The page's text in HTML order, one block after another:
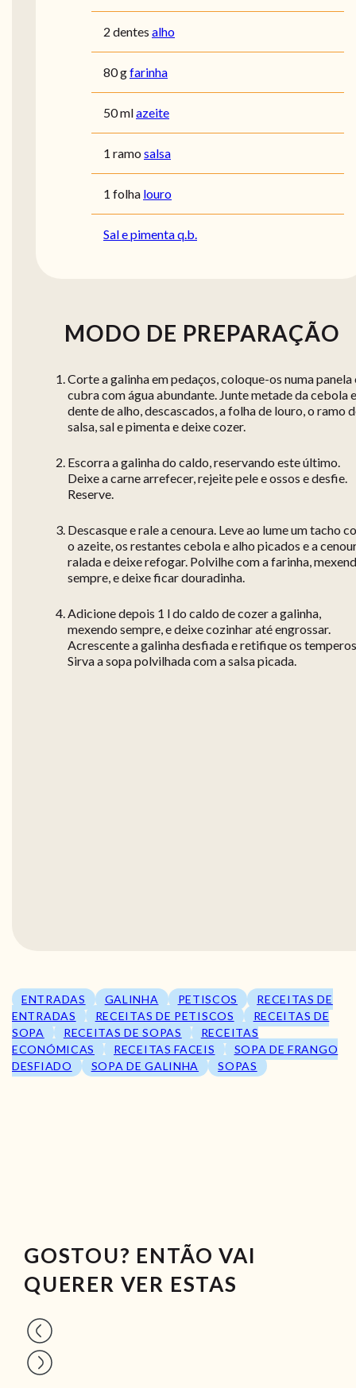
2 dentes alho
80 gfarinha
50 mlazeite
1 ramo salsa
1 folha louro
Sal e pimenta q.b.
MODO DE PREPARAÇÃO
Corte a galinha em pedaços, coloque-os numa panela
cubra com água abundante. Junte metade da cebola
dente de alho, descascados, a folha de louro, o ramo
salsa, sal e pimenta e deixe cozer.
Escorra a galinha do caldo, reservando este último.
Deixe a carne arrefecer, rejeite pele e ossos e desfie.
Reserve.
Descasque e rale a cenoura. Leve ao lume um tacho
o azeite, os restantes cebola e alho picados e a
ralada e deixe refogar. Polvilhe com a farinha,
sempre, e deixe ficar douradinha.
Adicione depois 1 l do caldo de cozer a galinha,
mexendo sempre, e deixe cozinhar até engrossar.
Acrescente a galinha desfiada e retifique os
Sirva a sopa polvilhada com a salsa picada.
ENTRADAS GALINHA PETISCOS
RECEITAS DE
ENTRADAS
RECEITAS DE PETISCOS
RECEITAS DE
SOPA
RECEITAS DE SOPAS
RECEITAS
ECONÓMICAS
RECEITAS FACEIS
SOPA DE FRANGO
DESFIADO
SOPA DE GALINHA SOPAS
GOSTOU? ENTÃO VAI
QUERER VER ESTAS